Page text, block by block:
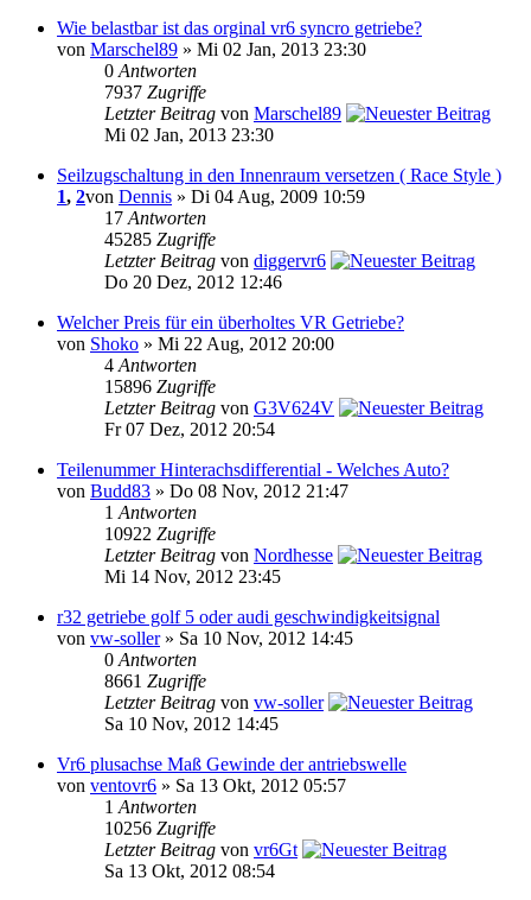
Wie belastbar ist das orginal vr6 syncro getriebe?
von Marschel89 » Mi 02 Jan, 2013 23:30
0 Antworten
7937 Zugriffe
Letzter Beitrag von Marschel89
Mi 02 Jan, 2013 23:30
Seilzugschaltung in den Innenraum versetzen ( Race Style )
1, 2von Dennis » Di 04 Aug, 2009 10:59
17 Antworten
45285 Zugriffe
Letzter Beitrag von diggervr6
Do 20 Dez, 2012 12:46
Welcher Preis für ein überholtes VR Getriebe?
von Shoko » Mi 22 Aug, 2012 20:00
4 Antworten
15896 Zugriffe
Letzter Beitrag von G3V624V
Fr 07 Dez, 2012 20:54
Teilenummer Hinterachsdifferential - Welches Auto?
von Budd83 » Do 08 Nov, 2012 21:47
1 Antworten
10922 Zugriffe
Letzter Beitrag von Nordhesse
Mi 14 Nov, 2012 23:45
r32 getriebe golf 5 oder audi geschwindigkeitsignal
von vw-soller» Sa 10 Nov, 2012 14:45
0 Antworten
8661 Zugriffe
Letzter Beitrag von vw-soller
Sa 10 Nov, 2012 14:45
Vr6 plusachse Maß Gewinde der antriebswelle
von ventovr6 » Sa 13 Okt, 2012 05:57
1 Antworten
10256 Zugriffe
Letzter Beitrag von vr6Gt
Sa 13 Okt, 2012 08:54